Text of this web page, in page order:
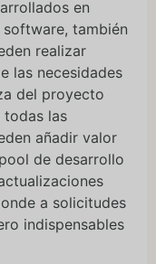
en
también
realizar
las necesidades
del proyecto
todas las
añadir valor
de desarrollo
a solicitudes
indispensables